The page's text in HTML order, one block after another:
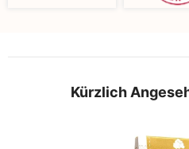
Kürzlich